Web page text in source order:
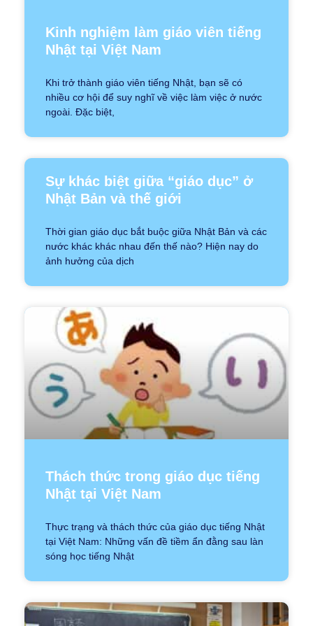
Kinh nghiệm làm giáo viên tiếng
Nhật tại Việt Nam
Khi trở thành giáo viên tiếng Nhật, bạn sẽ có
nhiều cơ hội để suy nghĩ về việc làm việc ở nước
ngoài. Đặc biệt,
Sự khác biệt giữa “giáo dục” ở
Nhật Bản và thế giới
Thời gian giáo dục bắt buộc giữa Nhật Bản và các
nước khác khác nhau đến thế nào? Hiện nay do
ảnh hưởng của dịch
Thách thức trong giáo dục tiếng
Nhật tại Việt Nam
Thực trạng và thách thức của giáo dục tiếng Nhật
tại Việt Nam: Những vấn đề tiềm ẩn đằng sau làn
sóng học tiếng Nhật